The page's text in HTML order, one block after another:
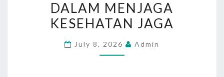
DALAM
MENJAGA
JAGA
DALAM MENJAGA
KESEHATAN JAGA
July 8, 2026 Admin